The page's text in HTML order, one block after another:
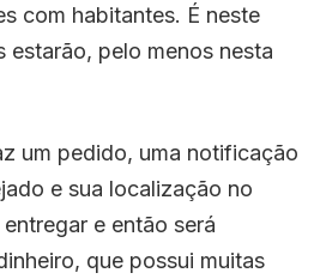
com habitantes. É neste
estarão, pelo menos nesta
um pedido, uma notificação
e sua localização no
e então será
que possui muitas